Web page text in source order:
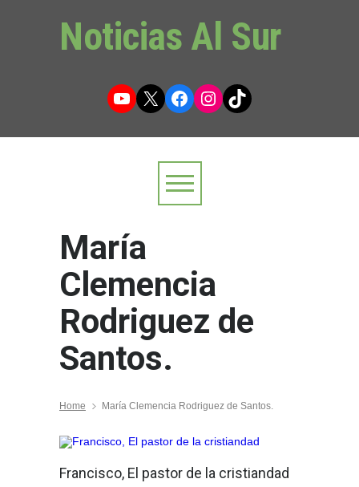
Noticias Al Sur
YouTube
X Facebook
Instagram
TikTok
María
Clemencia
Rodriguez de
Santos.
Home María Clemencia Rodriguez de Santos.
Francisco, El pastor de la cristiandad